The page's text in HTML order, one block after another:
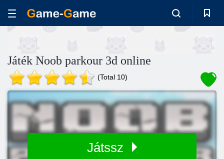
Játék Noob parkour 3d online
(Total 10)
Játssz